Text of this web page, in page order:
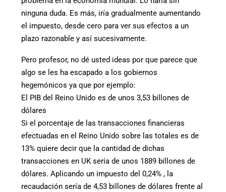
ninguna duda. Es más, iría gradualmente aumentando
el impuesto, desde cero para ver sus efectos a un
plazo razonable y así sucesivamente.
Pero profesor, no dé usted ideas por que parece que
algo se les ha escapado a los gobiernos
hegemónicos ya que por ejemplo:
El PIB del Reino Unido es de unos 3,53 billones de
dólares
Si el porcentaje de las transacciones financieras
efectuadas en el Reino Unido sobre las totales es de
13% quiere decir que la cantidad de dichas
transacciones en UK sería de unos 1889 billones de
dólares. Aplicando un impuesto del 0,24% , la
recaudación sería de 4,53 billones de dólares frente al